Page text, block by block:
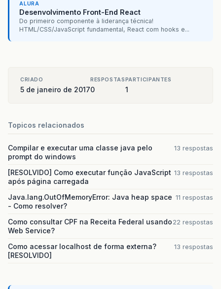
ALURA
Desenvolvimento Front-End React
Do primeiro componente à liderança técnica!
HTML/CSS/JavaScript fundamental, React com hooks e...
CRIADO
5 de janeiro de 2017
RESPOSTAS
0
PARTICIPANTES
1
Topicos relacionados
Compilar e executar uma classe java pelo
prompt do windows
13 respostas
[RESOLVIDO] Como executar função JavaScript
após página carregada
13 respostas
Java.lang.OutOfMemoryError: Java heap space
- Como resolver?
11 respostas
Como consultar CPF na Receita Federal usando
Web Service?
22 respostas
Como acessar localhost de forma externa?
[RESOLVIDO]
13 respostas